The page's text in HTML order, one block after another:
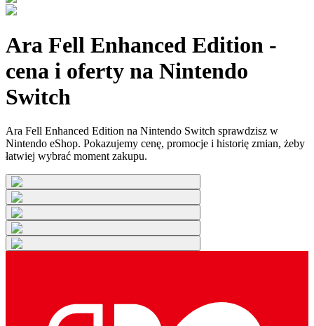
Ara Fell Enhanced Edition -
cena i oferty na Nintendo
Switch
Ara Fell Enhanced Edition na Nintendo Switch sprawdzisz w
Nintendo eShop. Pokazujemy cenę, promocje i historię zmian, żeby
łatwiej wybrać moment zakupu.